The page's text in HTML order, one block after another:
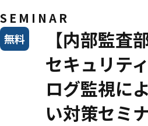
SEMINAR
【内部監査
セキュリテ
ログ監視に
い対策セミ
無料